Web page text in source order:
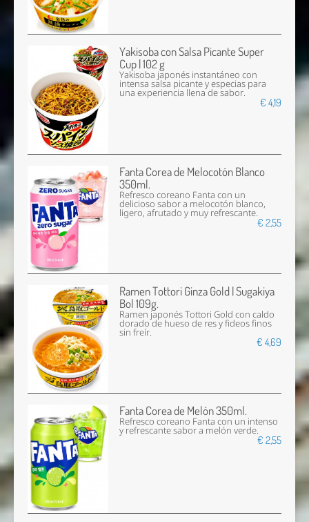
Yakisoba con Salsa Picante Super
Cup | 102 g
Yakisoba japonés instantáneo con
intensa salsa picante y especias para
una experiencia llena de sabor.
€ 4,19
Fanta Corea de Melocotón Blanco
350ml.
Refresco coreano Fanta con un
delicioso sabor a melocotón blanco,
ligero, afrutado y muy refrescante.
€ 2,55
Ramen Tottori Ginza Gold | Sugakiya
Bol 109g.
Ramen japonés Tottori Gold con caldo
dorado de hueso de res y fideos finos
sin freír.
€ 4,69
Fanta Corea de Melón 350ml.
Refresco coreano Fanta con un intenso
y refrescante sabor a melón verde.
€ 2,55